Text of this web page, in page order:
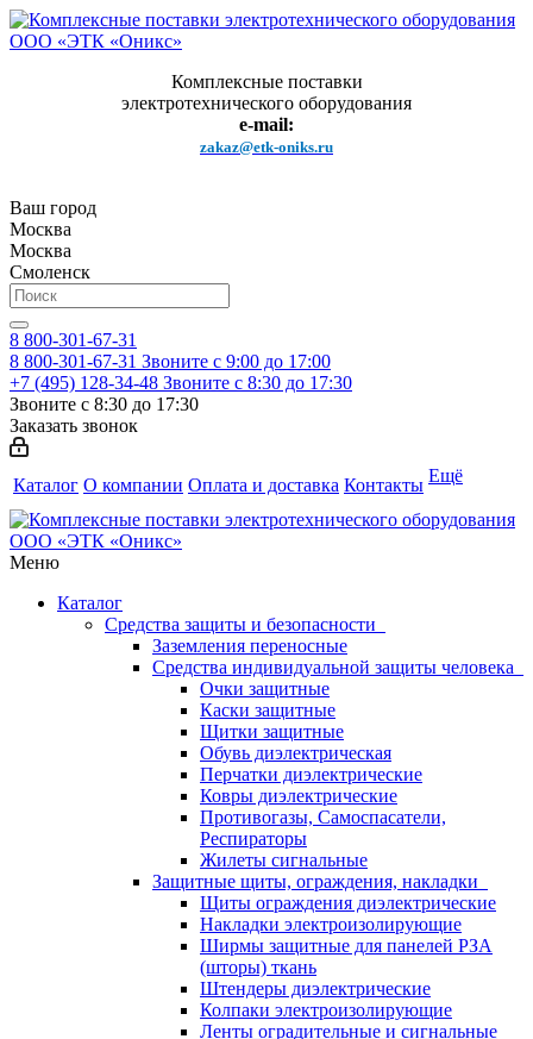
Комплексные поставки
электротехнического оборудования
e-mail:
zakaz@etk-oniks.ru
Ваш город
Москва
Москва
Смоленск
8 800-301-67-31
8 800-301-67-31 Звоните с 9:00 до 17:00
+7 (495) 128-34-48 Звоните с 8:30 до 17:30
Звоните с 8:30 до 17:30
Заказать звонок
Каталог О компании Оплата и доставка Контакты Ещё
Меню
Каталог
Средства защиты и безопасности
Заземления переносные
Средства индивидуальной защиты человека
Очки защитные
Каски защитные
Щитки защитные
Обувь диэлектрическая
Перчатки диэлектрические
Ковры диэлектрические
Противогазы, Самоспасатели,
Респираторы
Жилеты сигнальные
Защитные щиты, ограждения, накладки
Щиты ограждения диэлектрические
Накладки электроизолирующие
Ширмы защитные для панелей РЗА
(шторы) ткань
Штендеры диэлектрические
Колпаки электроизолирующие
Ленты оградительные и сигнальные